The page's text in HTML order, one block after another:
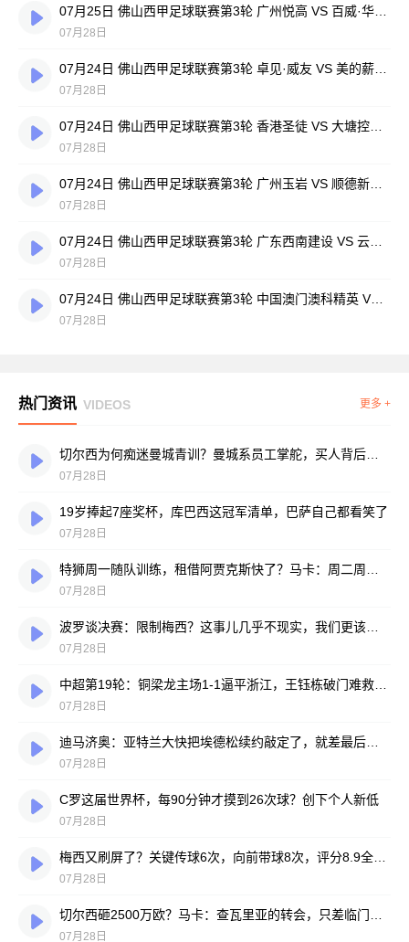
07月28日
07月28日
07月28日
07月28日
07月28日
07月24日 佛山西甲足球联赛第3轮 中国澳门澳科精英 VS 藝品高國際 全场录像
07月28日
热门资讯 VIDEOS 更多 +
07月28日
19岁捧起7座奖杯，库巴西这冠军清单，巴萨自己都看笑了
07月28日
07月28日
07月28日
07月28日
07月28日
C罗这届世界杯，每90分钟才摸到26次球？创下个人新低
07月28日
07月28日
07月28日